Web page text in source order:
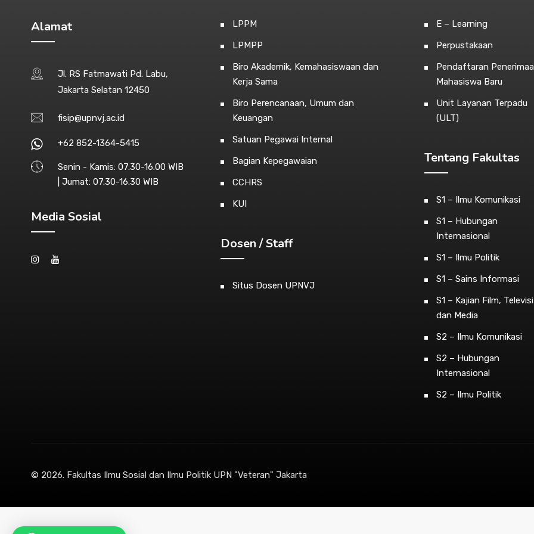
Alamat
Jl. RS Fatmawati Pd. Labu,
Jakarta Selatan 12450
fisip@upnvj.ac.id
+62 852-1364-5415
Senin - Kamis: 07.30-16.00 WIB
| Jumat: 07.30-16.30 WIB
Media Sosial
LPPM
LPMPP
Biro Akademik, Kemahasiswaan dan
Kerja Sama
Biro Perencanaan, Umum dan
Keuangan
Satuan Pegawai Internal
Bagian Kepegawaian
CCHRS
KUI
Dosen / Staff
Situs Dosen UPNVJ
E – Learning
Perpustakaan
Pendaftaran
Mahasiswa Baru
Unit Layanan Terpadu
(ULT)
Tentang Fakultas
S1 – Ilmu Komunikasi
S1 – Hubungan
Internasional
S1 – Ilmu Politik
S1 – Sains Informasi
S1 – Kajian Film, Televisi
dan Media
S2 – Ilmu Komunikasi
S2 – Hubungan
Internasional
S2 – Ilmu Politik
© 2026. Fakultas Ilmu Sosial dan Ilmu Politik UPN "Veteran" Jakarta